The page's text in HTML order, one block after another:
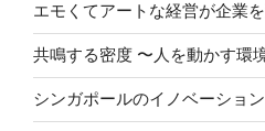
エモくてアートな経営が企業を
共鳴する密度 〜人を動かす環
シンガポールのイノベーショ